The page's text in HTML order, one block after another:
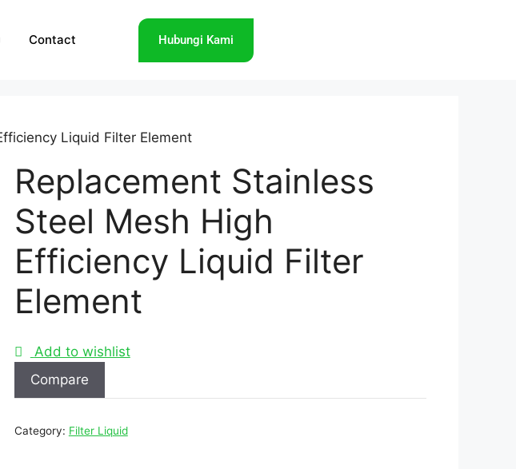
Contact Hubungi Kami
Liquid Filter Element
Replacement Stainless
Steel Mesh High
Efficiency Liquid Filter
Element
Add to wishlist
Compare
Category: Filter Liquid